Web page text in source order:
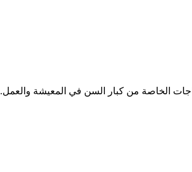
الخاصة من كبار السن في المعيشة والعمل.